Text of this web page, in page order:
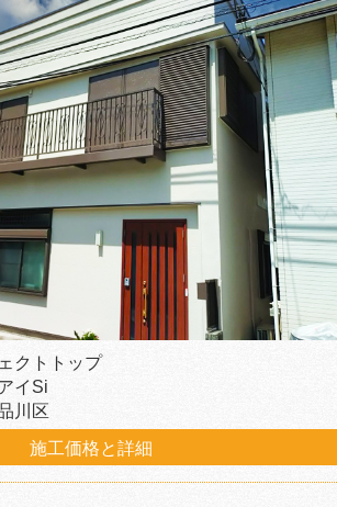
クトトップ
イSi
川区
施工価格と詳細